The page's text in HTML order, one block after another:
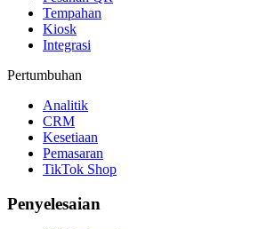
Tempahan
Kiosk
Integrasi
Pertumbuhan
Analitik
CRM
Kesetiaan
Pemasaran
TikTok Shop
Penyelesaian